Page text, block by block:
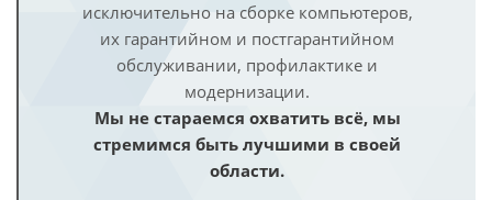
исключительно на сборке компьютеров,
их гарантийном и постгарантийном
обслуживании, профилактике и
модернизации.
Мы не стараемся охватить всё, мы
стремимся быть лучшими в своей
области.